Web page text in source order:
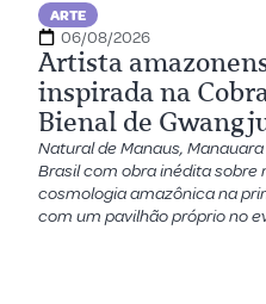
ARTE
06/08/2026
Artista
inspirada na
Bienal de
Natural de Manaus,
Brasil com obra inédita sobre
cosmologia amazônica na
com um pavilhão próprio no